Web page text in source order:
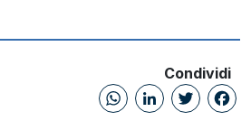
Condividi